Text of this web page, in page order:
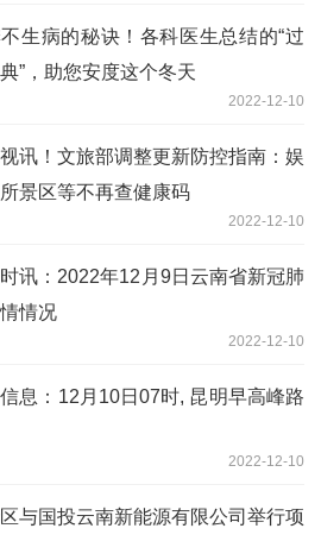
生病的秘诀！各科医生总结的“过
”，助您安度这个冬天
2022-12-10
讯！文旅部调整更新防控指南：娱
景区等不再查健康码
2022-12-10
讯：2022年12月9日云南省新冠肺
情况
2022-12-10
息：12月10日07时, 昆明早高峰路
2022-12-10
与国投云南新能源有限公司举行项